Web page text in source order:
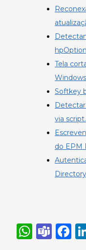
Tela
Softkey
via script.
do EPM
W T
F